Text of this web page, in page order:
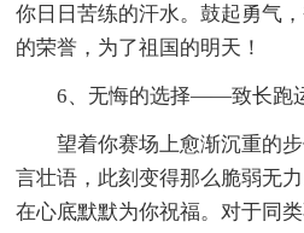
你日日苦练的汗水。鼓起勇气
的荣誉，为了祖国的明天！
6、无悔的选择——致长跑
望着你赛场上愈渐沉重的
言壮语，此刻变得那么脆弱无
在心底默默为你祝福。对于同